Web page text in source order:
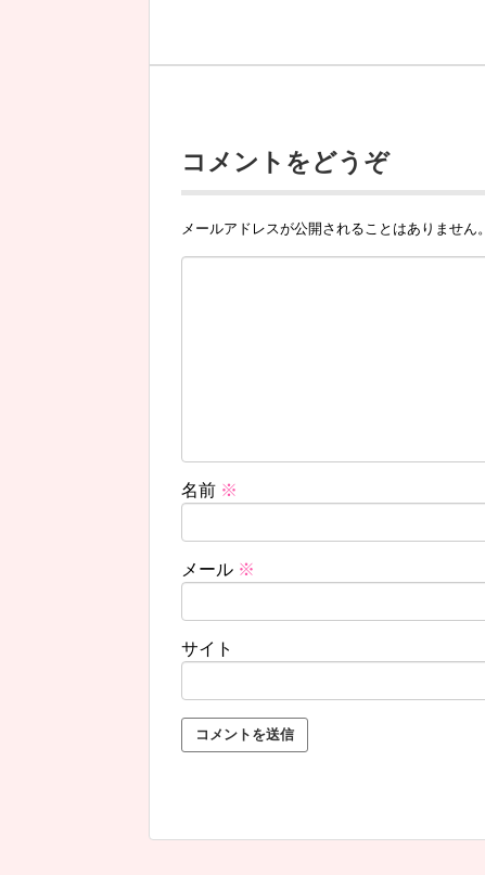
コメントをどうぞ
メールアドレスが公開されることはありません。
名前 ※
メール ※
サイト